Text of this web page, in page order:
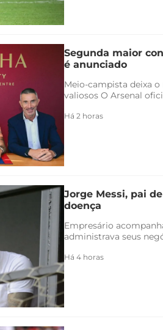
Segunda maior
é anunciado
Meio-campista deixa
valiosos O Arsenal
Há 2 horas
Jorge Messi, pai
doença
Empresário
administrava seus
Há 4 horas